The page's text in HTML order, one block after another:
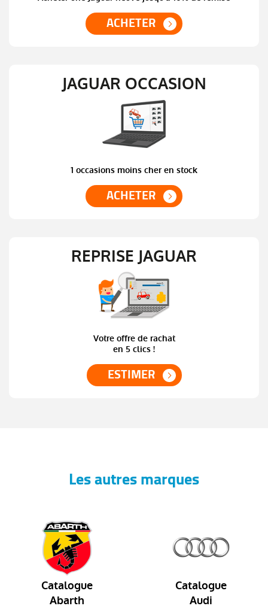
ACHETER
JAGUAR OCCASION
1 occasions moins cher en stock
ACHETER
REPRISE JAGUAR
Votre offre de rachat
en 5 clics !
ESTIMER
Les autres marques
Catalogue
Abarth
Catalogue
Audi